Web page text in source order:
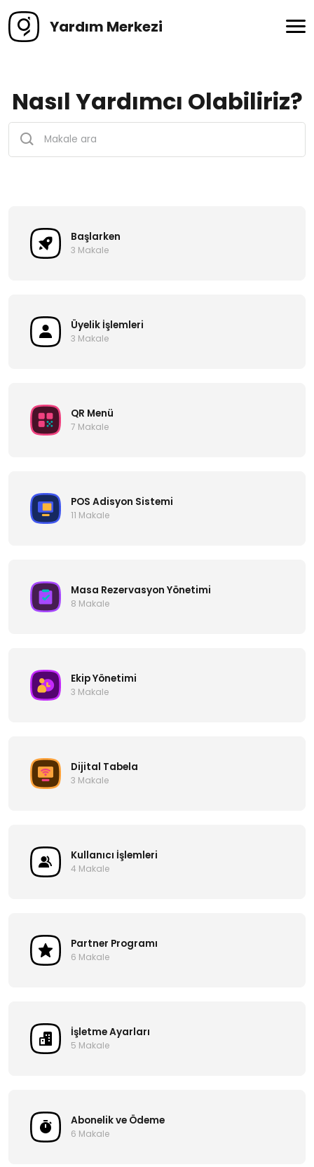
Yardım Merkezi
Nasıl Yardımcı Olabiliriz?
Başlarken
3 Makale
Üyelik İşlemleri
3 Makale
QR Menü
7 Makale
POS Adisyon Sistemi
11 Makale
Masa Rezervasyon Yönetimi
8 Makale
Ekip Yönetimi
3 Makale
Dijital Tabela
3 Makale
Kullanıcı İşlemleri
4 Makale
Partner Programı
6 Makale
İşletme Ayarları
5 Makale
Abonelik ve Ödeme
6 Makale